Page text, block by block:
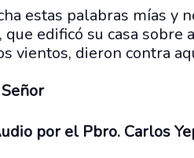
estas palabras mías y
edificó su casa sobre
vientos, dieron contra
por el Pbro. Carlos